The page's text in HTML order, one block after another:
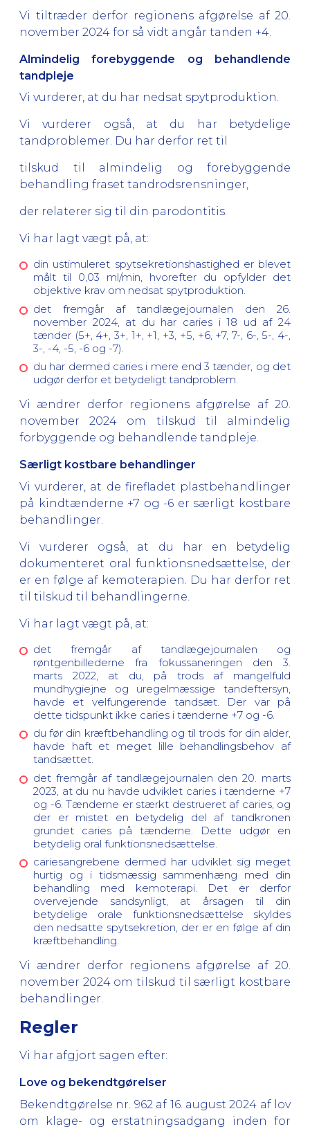
Vi tiltræder derfor regionens afgørelse af 20.
november 2024 for så vidt angår tanden +4.
Almindelig forebyggende og behandlende
tandpleje
Vi vurderer, at du har nedsat spytproduktion.
Vi vurderer også, at du har betydelige
tandproblemer. Du har derfor ret til
tilskud til almindelig og forebyggende
behandling fraset tandrodsrensninger,
der relaterer sig til din parodontitis.
Vi har lagt vægt på, at:
din ustimuleret spytsekretionshastighed er blevet
målt til 0,03 ml/min, hvorefter du opfylder det
objektive krav om nedsat spytproduktion.
det fremgår af tandlægejournalen den 26.
november 2024, at du har caries i 18 ud af 24
tænder (5+, 4+, 3+, 1+, +1, +3, +5, +6, +7, 7-, 6-, 5-, 4-,
3-, -4, -5, -6 og -7).
du har dermed caries i mere end 3 tænder, og det
udgør derfor et betydeligt tandproblem.
Vi ændrer derfor regionens afgørelse af 20.
november 2024 om tilskud til almindelig
forbyggende og behandlende tandpleje.
Særligt kostbare behandlinger
Vi vurderer, at de firefladet plastbehandlinger
på kindtænderne +7 og -6 er særligt kostbare
behandlinger.
Vi vurderer også, at du har en betydelig
dokumenteret oral funktionsnedsættelse, der
er en følge af kemoterapien. Du har derfor ret
til tilskud til behandlingerne.
Vi har lagt vægt på, at:
det fremgår af tandlægejournalen og
røntgenbillederne fra fokussaneringen den 3.
marts 2022, at du, på trods af mangelfuld
mundhygiejne og uregelmæssige tandeftersyn,
havde et velfungerende tandsæt. Der var på
dette tidspunkt ikke caries i tænderne +7 og -6.
du før din kræftbehandling og til trods for din alder,
havde haft et meget lille behandlingsbehov af
tandsættet.
det fremgår af tandlægejournalen den 20. marts
2023, at du nu havde udviklet caries i tænderne +7
og -6. Tænderne er stærkt destrueret af caries, og
der er mistet en betydelig del af tandkronen
grundet caries på tænderne. Dette udgør en
betydelig oral funktionsnedsættelse.
cariesangrebene dermed har udviklet sig meget
hurtig og i tidsmæssig sammenhæng med din
behandling med kemoterapi. Det er derfor
overvejende sandsynligt, at årsagen til din
betydelige orale funktionsnedsættelse skyldes
den nedsatte spytsekretion, der er en følge af din
kræftbehandling.
Vi ændrer derfor regionens afgørelse af 20.
november 2024 om tilskud til særligt kostbare
behandlinger.
Regler
Vi har afgjort sagen efter:
Love og bekendtgørelser
Bekendtgørelse nr. 962 af 16. august 2024 af lov
om klage- og erstatningsadgang inden for